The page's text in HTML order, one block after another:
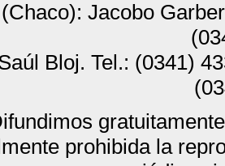
Jacobo
Bloj. Tel.: (0341)
prohibida la